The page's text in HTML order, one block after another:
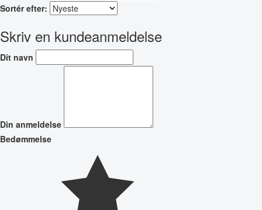
Sortér efter:
Skriv en kundeanmeldelse
Dit navn
Din anmeldelse
Bedømmelse